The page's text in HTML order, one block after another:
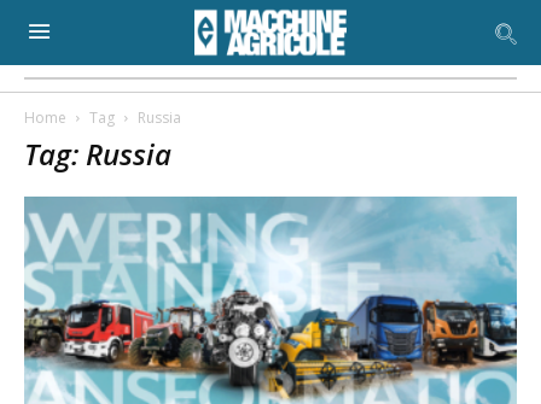
Home Tag Russia
Tag: Russia